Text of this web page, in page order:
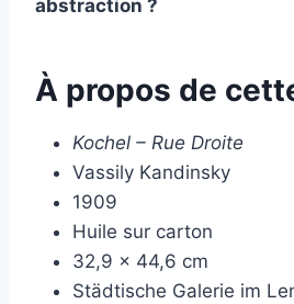
abstraction ?
À propos de
Kochel – Rue Droite
Vassily Kandinsky
1909
Huile sur carton
32,9 × 44,6 cm
Städtische Galerie im